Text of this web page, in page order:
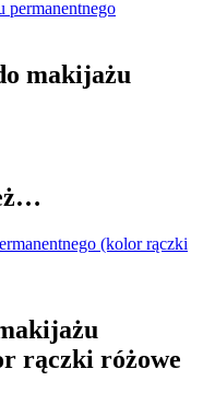
makijażu
rączki różowe